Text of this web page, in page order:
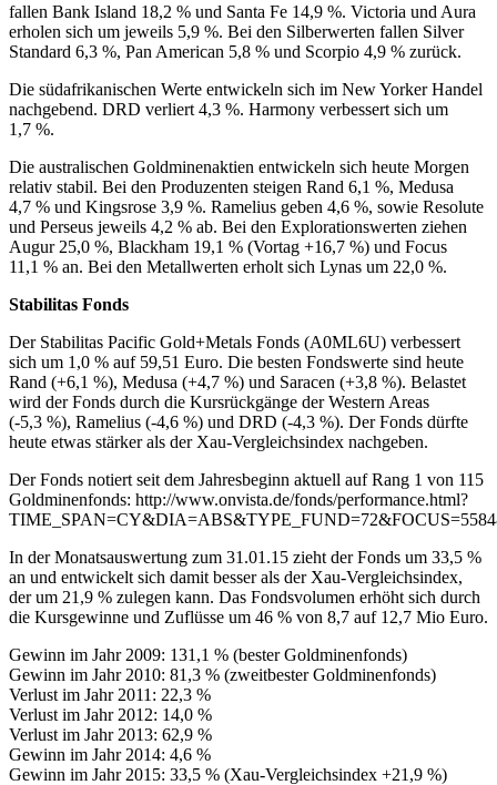
fallen Bank Island 18,2 % und Santa Fe 14,9 %. Victoria und Aura
erholen sich um jeweils 5,9 %. Bei den Silberwerten fallen Silver
Standard 6,3 %, Pan American 5,8 % und Scorpio 4,9 % zurück.
Die südafrikanischen Werte entwickeln sich im New Yorker Handel
nachgebend. DRD verliert 4,3 %. Harmony verbessert sich um
1,7 %.
Die australischen Goldminenaktien entwickeln sich heute Morgen
relativ stabil. Bei den Produzenten steigen Rand 6,1 %, Medusa
4,7 % und Kingsrose 3,9 %. Ramelius geben 4,6 %, sowie Resolute
und Perseus jeweils 4,2 % ab. Bei den Explorationswerten ziehen
Augur 25,0 %, Blackham 19,1 % (Vortag +16,7 %) und Focus
11,1 % an. Bei den Metallwerten erholt sich Lynas um 22,0 %.
Stabilitas Fonds
Der Stabilitas Pacific Gold+Metals Fonds (A0ML6U) verbessert
sich um 1,0 % auf 59,51 Euro. Die besten Fondswerte sind heute
Rand (+6,1 %), Medusa (+4,7 %) und Saracen (+3,8 %). Belastet
wird der Fonds durch die Kursrückgänge der Western Areas
(-5,3 %), Ramelius (-4,6 %) und DRD (-4,3 %). Der Fonds dürfte
heute etwas stärker als der Xau-Vergleichsindex nachgeben.
Der Fonds notiert seit dem Jahresbeginn aktuell auf Rang 1 von 115
Goldminenfonds: http://www.onvista.de/fonds/performance.html?
In der Monatsauswertung zum 31.01.15 zieht der Fonds um 33,5 %
an und entwickelt sich damit besser als der Xau-Vergleichsindex,
der um 21,9 % zulegen kann. Das Fondsvolumen erhöht sich durch
die Kursgewinne und Zuflüsse um 46 % von 8,7 auf 12,7 Mio Euro.
Gewinn im Jahr 2009: 131,1 % (bester Goldminenfonds)
Gewinn im Jahr 2010: 81,3 % (zweitbester Goldminenfonds)
Verlust im Jahr 2011: 22,3 %
Verlust im Jahr 2012: 14,0 %
Verlust im Jahr 2013: 62,9 %
Gewinn im Jahr 2014: 4,6 %
Gewinn im Jahr 2015: 33,5 % (Xau-Vergleichsindex +21,9 %)